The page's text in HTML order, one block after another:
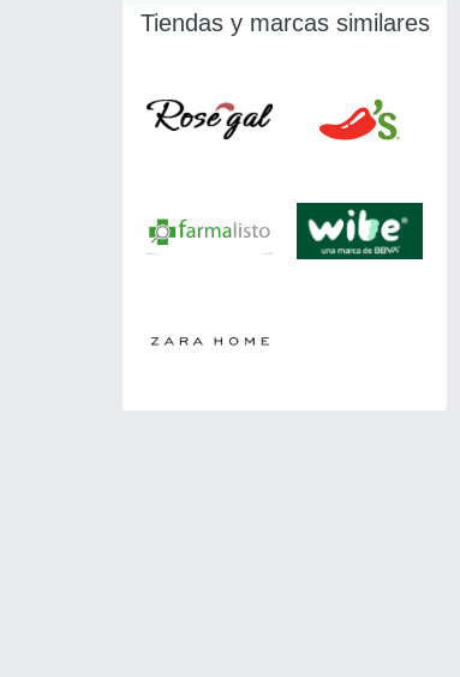
Tiendas y marcas similares